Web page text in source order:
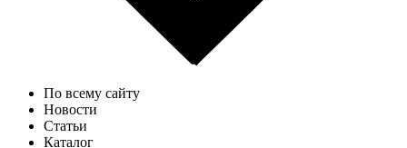
По всему сайту
Новости
Статьи
Каталог